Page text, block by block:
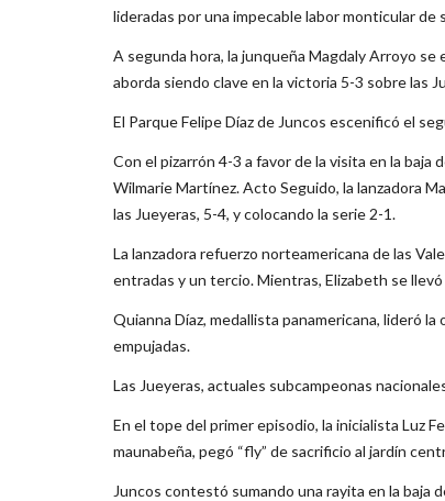
lideradas por una impecable labor monticular de
A segunda hora, la junqueña Magdaly Arroyo
aborda siendo clave en la victoria 5-3 sobre las
El Parque Felipe Díaz de Juncos escenificó el
Con el pizarrón 4-3 a favor de la visita en la
Wilmarie Martínez. Acto Seguido, la lanzadora
las Jueyeras, 5-4, y colocando la serie 2-1.
La lanzadora refuerzo norteamericana de las
entradas y un tercio. Mientras, Elizabeth se
Quianna Díaz, medallista panamericana, lideró
empujadas.
Las Jueyeras, actuales subcampeonas
En el tope del primer episodio, la inicialista Luz
maunabeña, pegó “fly” de sacrificio al jardín
Juncos contestó sumando una rayita en la baja